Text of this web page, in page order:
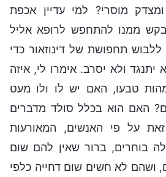
מוסרי? למי עדיין אכפת
ממנו להתחפש לרופא אליל
תחפושת של דינוזאור כדי
יתנגד ולא יסרב. אימרו לי, איזה
טבעו, האם יש לו ולו מעט
האם הוא בכלל סולד מדברים
על פי האנשים, המאורעות
בוחרים, ברור שאין להם שום
ושהם לא חשים שום דחייה כלפי